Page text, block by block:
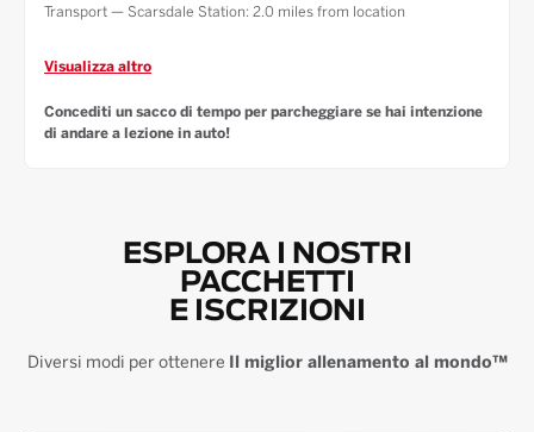
Transport — Scarsdale Station: 2.0 miles from location
Visualizza altro
Concediti un sacco di tempo per parcheggiare se hai intenzione
di andare a lezione in auto!
ESPLORA I NOSTRI
PACCHETTI
E ISCRIZIONI
Diversi modi per ottenere Il miglior allenamento al mondo™